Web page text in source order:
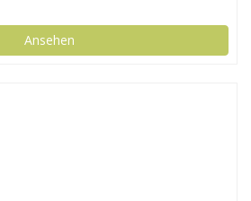
Ansehen